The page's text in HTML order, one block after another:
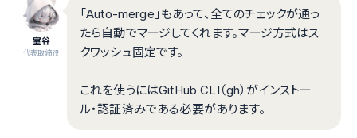
室谷
代表取締役
「Auto-merge」もあって、全てのチェックが通っ
たら自動でマージしてくれます。マージ方式はス
クワッシュ固定です。
これを使うにはGitHub CLI（gh）がインストー
ル・認証済みである必要があります。